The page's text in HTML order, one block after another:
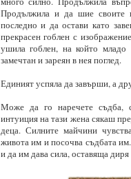
Продължила и да шие своите
последно и да остави като
прекрасен гоблен с
ушила гоблен, на който
замечтан и зареян в нея поглед.
Единият успяла да завърши, а
Може да го наречете съдба,
интуиция на тази жена сякаш
деца. Силните майчини
живота им и посочва съдбата
и да им дава сила, оставяща